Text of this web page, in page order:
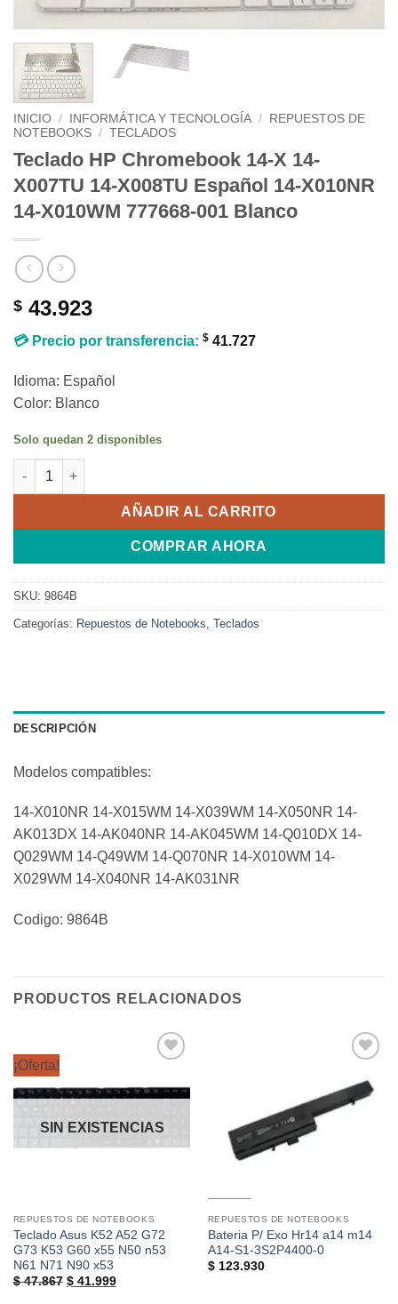
INICIO / INFORMÁTICA Y TECNOLOGÍA /
REPUESTOS DE
NOTEBOOKS / TECLADOS
Teclado HP Chromebook 14-X 14-
X007TU 14-X008TU Español 14-X010NR
14-X010WM 777668-001 Blanco
$ 43.923
💳 Precio por transferencia: $ 41.727
Idioma: Español
Color: Blanco
Solo quedan 2 disponibles
Teclado HP Chromebook 14-X 14-X007TU 14-X008TU Español
AÑADIR AL CARRITO
COMPRAR AHORA
SKU: 9864B
Categorías: Repuestos de Notebooks Teclados
DESCRIPCIÓN
Modelos compatibles:
14-X010NR 14-X015WM 14-X039WM 14-X050NR 14-
AK013DX 14-AK040NR 14-AK045WM 14-Q010DX 14-
Q029WM 14-Q49WM 14-Q070NR 14-X010WM 14-
X029WM 14-X040NR 14-AK031NR
Codigo: 9864B
PRODUCTOS RELACIONADOS
¡Oferta!
a la
lista de
SIN EXISTENCIAS
REPUESTOS DE NOTEBOOKS
Teclado Asus K52 A52 G72
G73 K53 G60 x55 N50 n53
N61 N71 N90 x53
$47.867 El
$41.999El
a la
lista de
deseos
REPUESTOS DE NOTEBOOKS
Bateria P/ Exo Hr14 a14 m14
A14-S1-3S2P4400-0
$123.930